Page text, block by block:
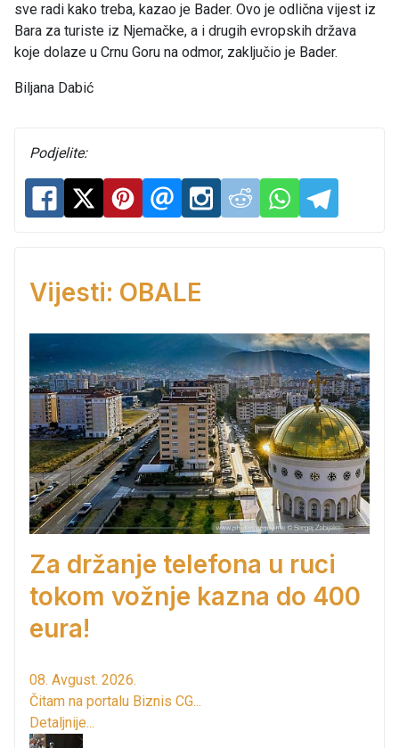
sve radi kako treba, kazao je Bader. Ovo je odlična vijest iz
Bara za turiste iz Njemačke, a i drugih evropskih država
koje dolaze u Crnu Goru na odmor, zaključio je Bader.
Biljana Dabić
Podjelite:
Vijesti: OBALE
Za držanje telefona u ruci
tokom vožnje kazna do 400
eura!
08. Avgust. 2026.
Čitam na portalu Biznis CG...
Detaljnije...